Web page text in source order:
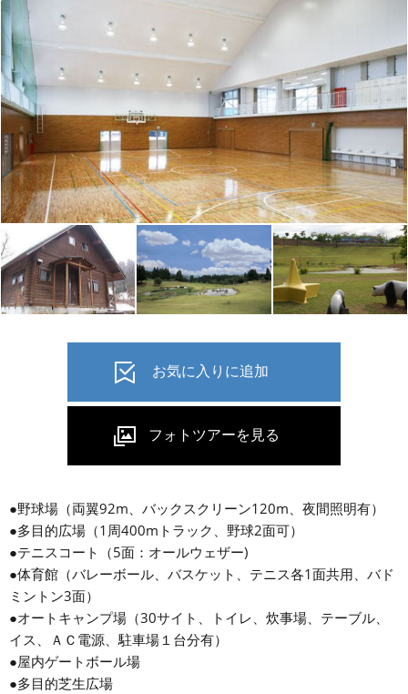
●野球場（両翼92m、バックスクリーン120m、夜間照明有）
●多目的広場（1周400mトラック、野球2面可）
●テニスコート（5面：オールウェザー)
●体育館（バレーボール、バスケット、テニス各1面共用、バド
ミントン3面）
●オートキャンプ場（30サイト、トイレ、炊事場、テーブル、
イス、ＡＣ電源、駐車場１台分有）
●屋内ゲートボール場
●多目的芝生広場